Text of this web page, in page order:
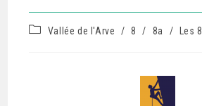
Vallée de l'Arve / 8 / 8a / Les 8